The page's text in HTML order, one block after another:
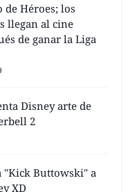
de Héroes; los
llegan al cine
de ganar la Liga
Disney arte de
2
"Kick Buttowski" a
XD